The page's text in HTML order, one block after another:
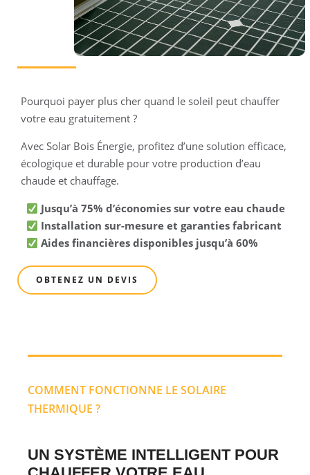
Pourquoi payer plus cher quand le soleil peut chauffer
votre eau gratuitement ?
Avec Solar Bois Énergie, profitez d’une solution efficace,
écologique et durable pour votre production d’eau
chaude et chauffage.
Jusqu’à 75% d’économies sur votre eau chaude
Installation sur-mesure et garanties fabricant
Aides financières disponibles jusqu’à 60%
OBTENEZ UN DEVIS
COMMENT FONCTIONNE LE SOLAIRE
THERMIQUE ?
UN SYSTÈME INTELLIGENT POUR